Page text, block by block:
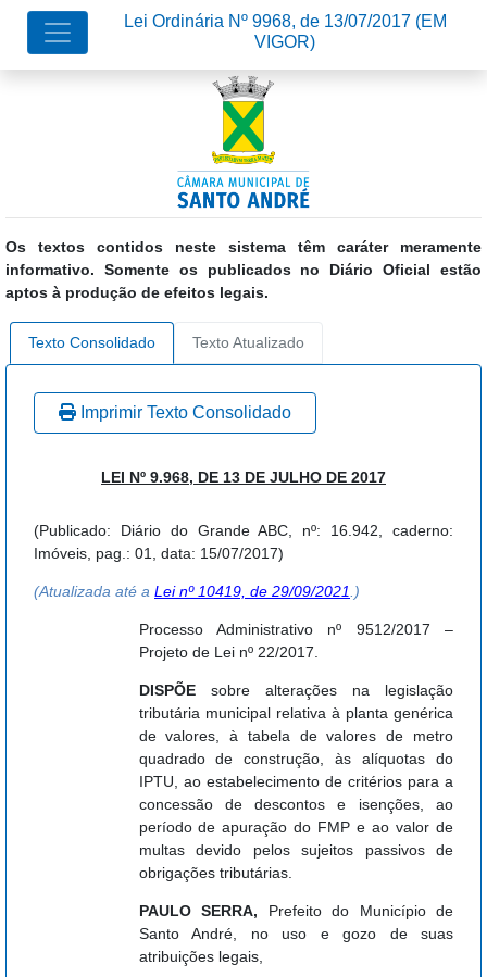
Os textos contidos neste sistema têm caráter meramente
informativo. Somente os publicados no Diário Oficial estão
aptos à produção de efeitos legais.
Lei Ordinária Nº 9968, de 13/07/2017 (EM
VIGOR)
Texto Consolidado Texto Atualizado
Imprimir Texto Consolidado
LEI Nº 9.968, DE 13 DE JULHO DE 2017
(Publicado: Diário do Grande ABC, nº: 16.942, caderno:
Imóveis, pag.: 01, data: 15/07/2017)
(Atualizada até a Lei nº 10419, de 29/09/2021 .)
Processo Administrativo nº 9512/2017 –
Projeto de Lei nº 22/2017.
DISPÕEsobre alterações na legislação
tributária municipal relativa à planta genérica
de valores, à tabela de valores de metro
quadrado de construção, às alíquotas do
IPTU, ao estabelecimento de critérios para a
concessão de descontos e isenções, ao
período de apuração do FMP e ao valor de
multas devido pelos sujeitos passivos de
obrigações tributárias.
PAULO SERRA, Prefeito do Município de
Santo André, no uso e gozo de suas
atribuições legais,